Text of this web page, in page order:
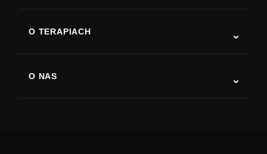
Choroba Parkinsona
Zapalenie stawów
O TERAPIACH
O NAS